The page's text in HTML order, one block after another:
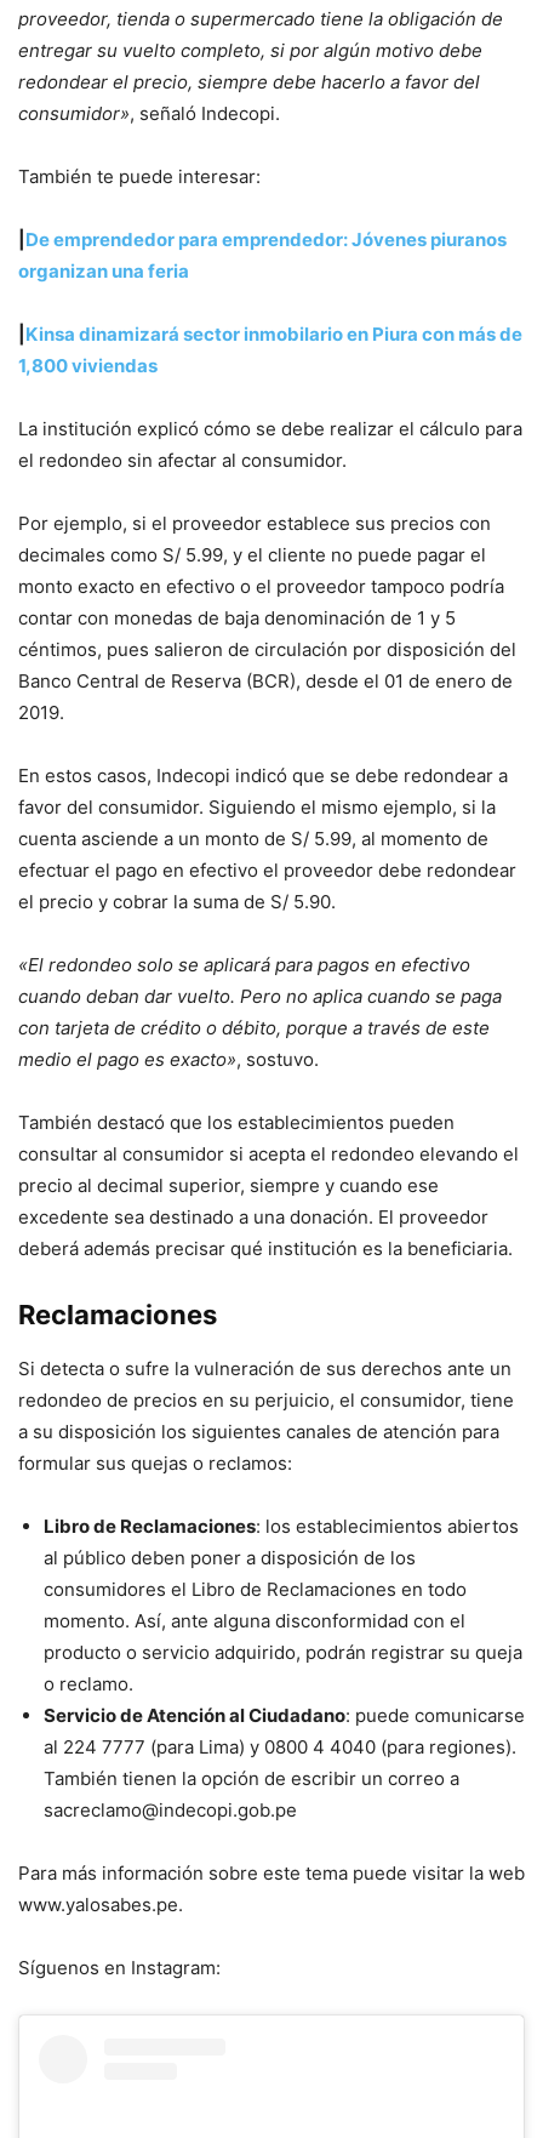
proveedor, tienda o supermercado tiene la obligación de
entregar su vuelto completo, si por algún motivo debe
redondear el precio, siempre debe hacerlo a favor del
consumidor», señaló Indecopi.
También te puede interesar:
De emprendedor para emprendedor: Jóvenes piuranos
organizan una feria
Kinsa dinamizará sector inmobilario en Piura con más de
1,800 viviendas
La institución explicó cómo se debe realizar el cálculo para
el redondeo sin afectar al consumidor.
Por ejemplo, si el proveedor establece sus precios con
decimales como S/ 5.99, y el cliente no puede pagar el
monto exacto en efectivo o el proveedor tampoco podría
contar con monedas de baja denominación de 1 y 5
céntimos, pues salieron de circulación por disposición del
Banco Central de Reserva (BCR), desde el 01 de enero de
2019.
En estos casos, Indecopi indicó que se debe redondear a
favor del consumidor. Siguiendo el mismo ejemplo, si la
cuenta asciende a un monto de S/ 5.99, al momento de
efectuar el pago en efectivo el proveedor debe redondear
el precio y cobrar la suma de S/ 5.90.
«El redondeo solo se aplicará para pagos en efectivo
cuando deban dar vuelto. Pero no aplica cuando se paga
con tarjeta de crédito o débito, porque a través de este
medio el pago es exacto», sostuvo.
También destacó que los establecimientos pueden
consultar al consumidor si acepta el redondeo elevando el
precio al decimal superior, siempre y cuando ese
excedente sea destinado a una donación. El proveedor
deberá además precisar qué institución es la beneficiaria.
Reclamaciones
Si detecta o sufre la vulneración de sus derechos ante un
redondeo de precios en su perjuicio, el consumidor, tiene
a su disposición los siguientes canales de atención para
formular sus quejas o reclamos:
Libro de Reclamaciones: los establecimientos abiertos
al público deben poner a disposición de los
consumidores el Libro de Reclamaciones en todo
momento. Así, ante alguna disconformidad con el
producto o servicio adquirido, podrán registrar su queja
o reclamo.
Servicio de Atención al Ciudadano: puede comunicarse
al 224 7777 (para Lima) y 0800 4 4040 (para regiones).
También tienen la opción de escribir un correo a
sacreclamo@indecopi.gob.pe
Para más información sobre este tema puede visitar la web
www.yalosabes.pe.
Síguenos en Instagram: